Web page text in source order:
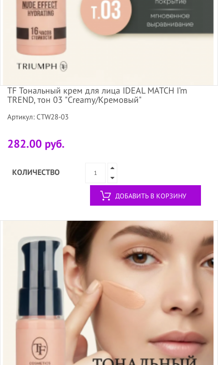
TF Тональный крем для лица IDEAL MATCH I’m
TREND, тон 03 "Creamy/Кремовый"
Артикул: CTW28-03
282.00 руб.
КОЛИЧЕСТВО
ДОБАВИТЬ В КОРЗИНУ